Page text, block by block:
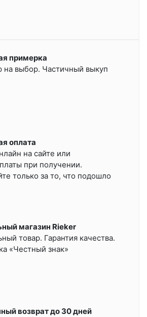
примерка
на выбор. Частичный выкуп
оплата
на сайте или
при получении.
только за то, что подошло
магазин Rieker
товар. Гарантия качества.
«Честный знак»
возврат до 30 дней